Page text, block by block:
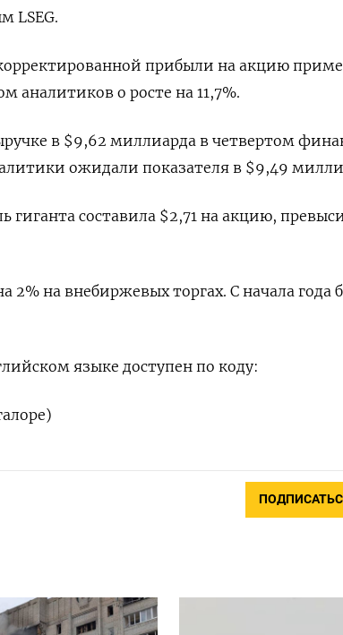
LSEG.
прибыли на акцию
аналитиков о росте на 11,7%.
в $9,62 миллиарда в четвертом
ожидали показателя в $9,49
гиганта составила $2,71 на акцию,
на внебиржевых торгах. С начала года
языке доступен по коду: